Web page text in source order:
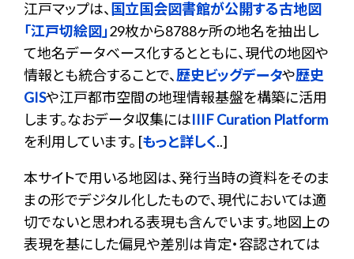
江戸マップは、 国立国会図書館が公開する古地図
「江戸切絵図」29枚から8788ヶ所の地名を抽出し
て地名データベース化するとともに、現代の地図や
情報とも統合することで、歴史ビッグデータや歴史
GISや江戸都市空間の地理情報基盤を構築に活用
します。なおデータ収集にはIIIF Curation Platform
を利用しています。 [もっと詳しく..]
本サイトで用いる地図は、発行当時の資料をそのま
まの形でデジタル化したもので、現代においては適
切でないと思われる表現も含んでいます。地図上の
表現を基にした偏見や差別は肯定・容認されては